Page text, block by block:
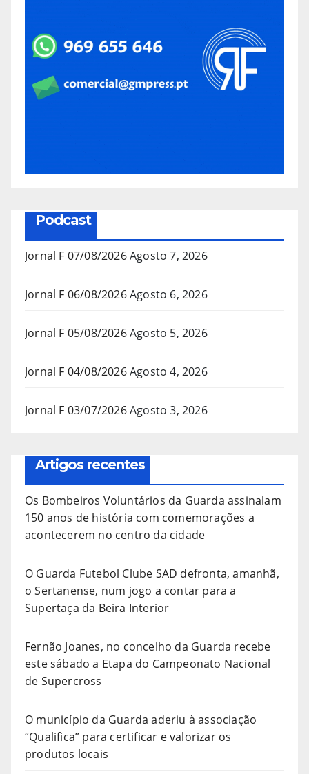
Podcast
Jornal F 07/08/2026Agosto 7, 2026
Jornal F 06/08/2026Agosto 6, 2026
Jornal F 05/08/2026Agosto 5, 2026
Jornal F 04/08/2026Agosto 4, 2026
Jornal F 03/07/2026Agosto 3, 2026
Artigos recentes
Os Bombeiros Voluntários da Guarda assinalam
150 anos de história com comemorações a
acontecerem no centro da cidade
O Guarda Futebol Clube SAD defronta, amanhã,
o Sertanense, num jogo a contar para a
Supertaça da Beira Interior
Fernão Joanes, no concelho da Guarda recebe
este sábado a Etapa do Campeonato Nacional
de Supercross
O município da Guarda aderiu à associação
“Qualifica” para certificar e valorizar os
produtos locais